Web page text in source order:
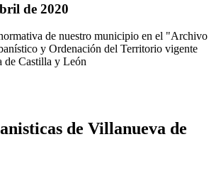
de 2020
de nuestro municipio en el "Archivo
y Ordenación del Territorio vigente
Castilla y León
de Villanueva de